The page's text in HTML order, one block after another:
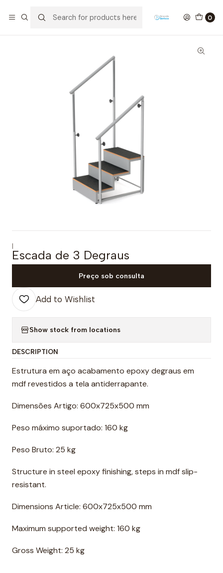
0
|
Escada de 3 Degraus
Preço sob consulta
Add to Wishlist
Show stock from locations
DESCRIPTION
Estrutura em aço acabamento epoxy degraus em
mdf revestidos a tela antiderrapante.
Dimensões Artigo: 600x725x500 mm
Peso máximo suportado: 160 kg
Peso Bruto: 25 kg
Structure in steel epoxy finishing, steps in mdf slip-
resistant.
Dimensions Article: 600x725x500 mm
Maximum supported weight: 160 kg
Gross Weight: 25 kg